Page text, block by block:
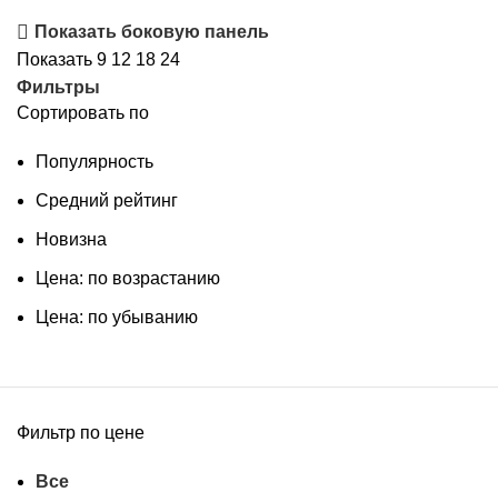
рейтингу
Показать боковую панель
Показать 9 12 18 24
Фильтры
Сортировать по
Популярность
Средний рейтинг
Новизна
Цена: по возрастанию
Цена: по убыванию
Фильтр по цене
Все